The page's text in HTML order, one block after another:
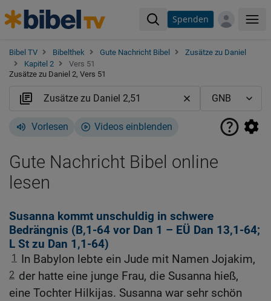
Spenden
Bibel TV Bibelthek Gute Nachricht Bibel
Zusätze zu Daniel
Kapitel 2
Vers 51
Zusätze zu Daniel 2, Vers 51
Vorlesen Videos einblenden
Gute Nachricht Bibel online
lesen
Susanna kommt unschuldig in schwere
Bedrängnis (B,1-64 vor Dan 1 – EÜ Dan 13,1-64;
L St zu Dan 1,1-64)
1 In Babylon lebte ein Jude mit Namen Jojakim,
2 der hatte eine junge Frau, die Susanna hieß,
eine Tochter Hilkijas. Susanna war sehr schön